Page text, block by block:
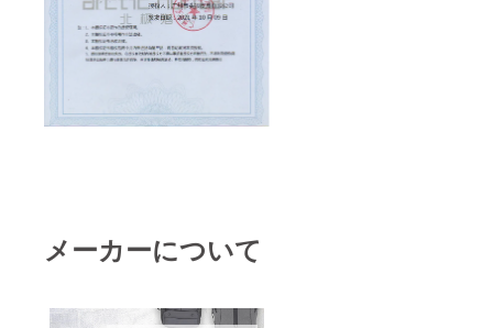
メーカーについて